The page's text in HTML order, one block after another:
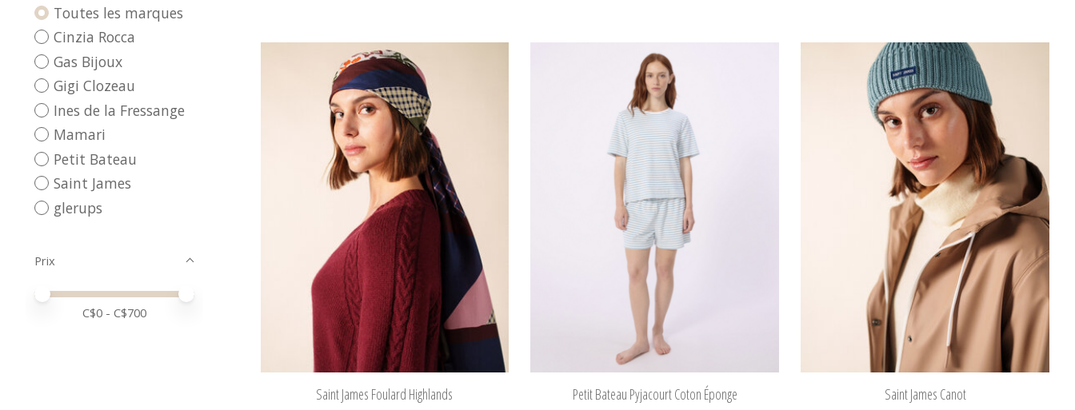
Toutes les marques
Cinzia Rocca
Gas Bijoux
Gigi Clozeau
Ines de la Fressange
Mamari
Petit Bateau
Saint James
glerups
Prix
Prix minimum
Price maximum value
C$0 - C$700
Saint James Foulard Highlands
Petit Bateau Pyjacourt Coton Éponge
Saint James Canot